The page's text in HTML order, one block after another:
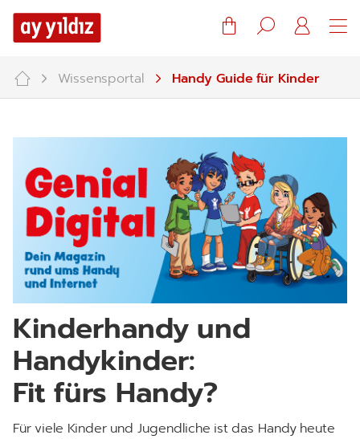
Warenkorb
Suche
Mein
Wissensportal Handy Guide für Kinder
Kinderhandy und
Handykinder:
Fit fürs Handy?
Für viele Kinder und Jugendliche ist das Handy heute